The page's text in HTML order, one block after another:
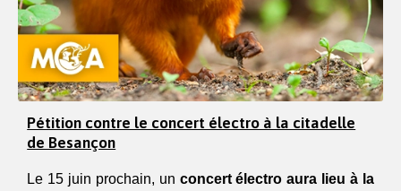
Pétition contre le concert électro à la citadelle
de Besançon
Le 15 juin prochain, un concert électro aura lieu à la